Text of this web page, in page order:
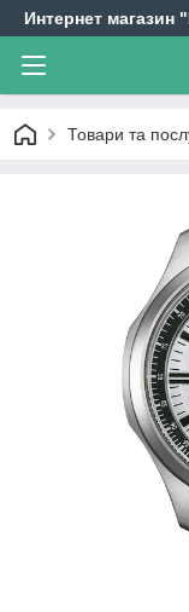
Интернет магазин
Товари та